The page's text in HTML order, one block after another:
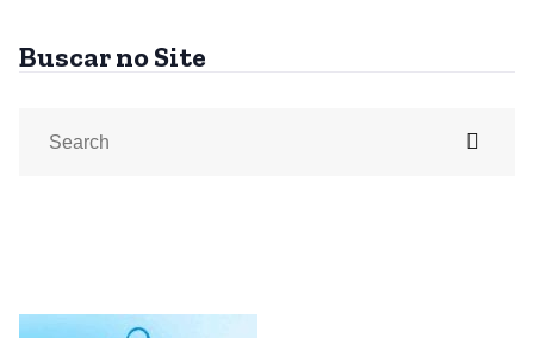
Buscar no Site